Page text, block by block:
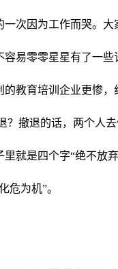
次因为工作而哭。
易零零星星有了一
教育培训企业更惨
？撤退的话，两个人
就是四个字“绝不放
危为机”。